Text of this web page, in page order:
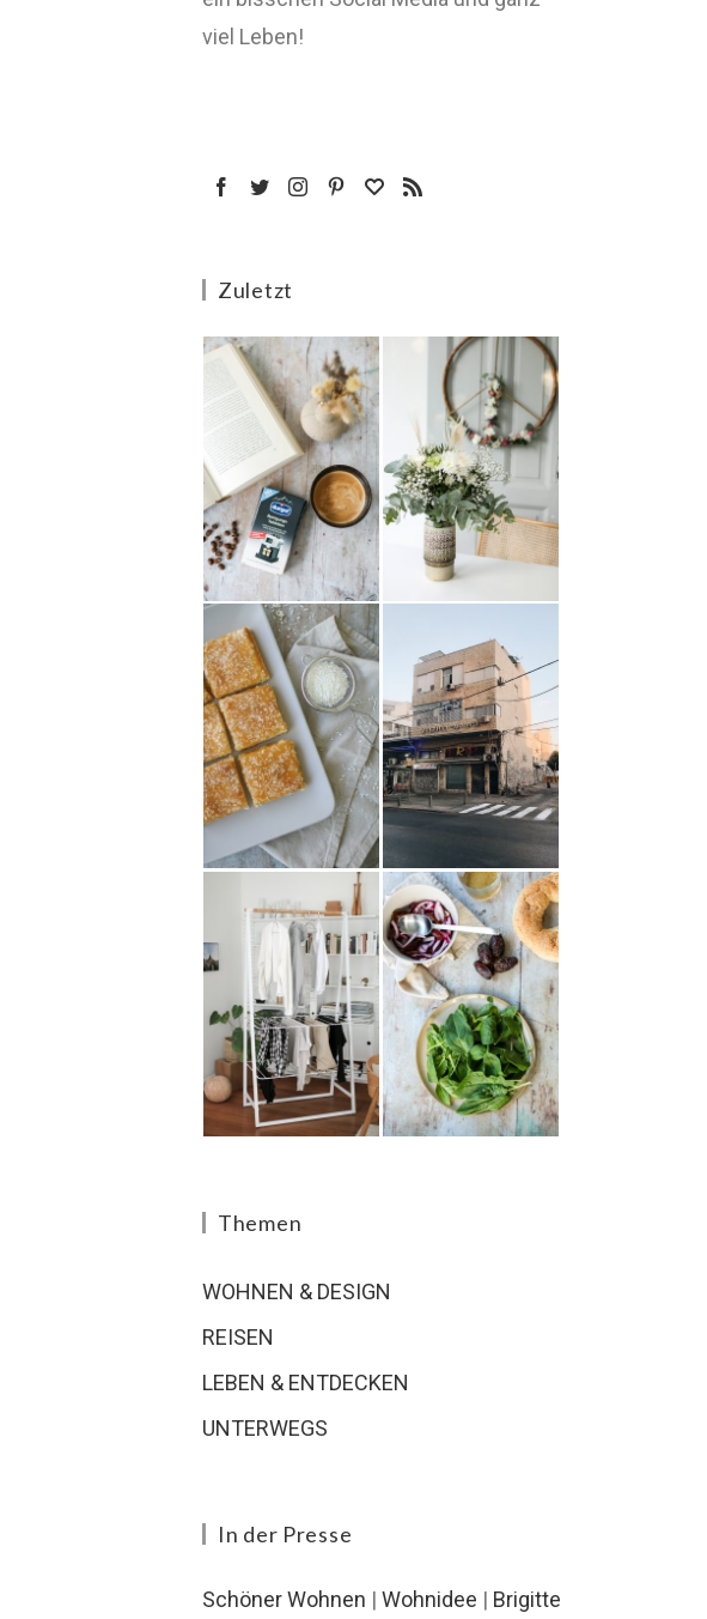
viel Leben!
Zuletzt
Themen
WOHNEN & DESIGN
REISEN
LEBEN & ENTDECKEN
UNTERWEGS
In der Presse
Schöner Wohnen | Wohnidee | Brigitte